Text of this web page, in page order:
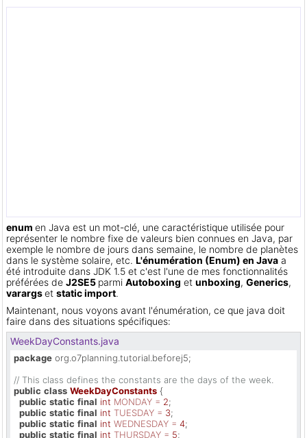
enum en Java est un mot-clé, une caractéristique utilisée pour
représenter le nombre fixe de valeurs bien connues en Java, par
exemple le nombre de jours dans semaine, le nombre de planètes
dans le système solaire, etc. L'énumération (Enum) en Java a
été introduite dans JDK 1.5 et c'est l'une de mes fonctionnalités
préférées de J2SE5 parmi Autoboxing et unboxing, Generics,
varargset static import.
Maintenant, nous voyons avant l'énumération, ce que java doit
faire dans des situations spécifiques:
WeekDayConstants.java
package org.o7planning.tutorial.beforej5;
// This class defines the constants are the days of the week.
public class WeekDayConstants {
public static final int MONDAY = 2;
public static final int TUESDAY = 3;
public static final int WEDNESDAY = 4;
public static final int THURSDAY = 5;